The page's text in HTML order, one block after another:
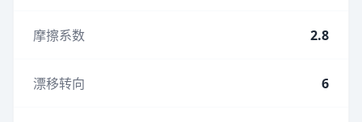
摩擦系数 2.8
漂移转向 6